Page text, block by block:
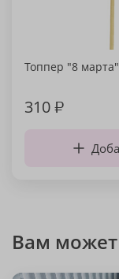
Топпер "8 марта"
310₽
Вам может